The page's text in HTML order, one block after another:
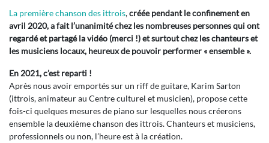
La première chanson des ittrois,créée pendant le confinement en
avril 2020, a fait l’unanimité chez les nombreuses personnes qui ont
regardé et partagé la vidéo (merci !) et surtout chez les chanteurs et
les musiciens locaux, heureux de pouvoir performer « ensemble ».
En 2021, c’est reparti !
Après nous avoir emportés sur un riff de guitare, Karim Sarton
(ittrois, animateur au Centre culturel et musicien), propose cette
fois-ci quelques mesures de piano sur lesquelles nous créerons
ensemble la deuxième chanson des ittrois. Chanteurs et musiciens,
professionnels ou non, l’heure est à la création.